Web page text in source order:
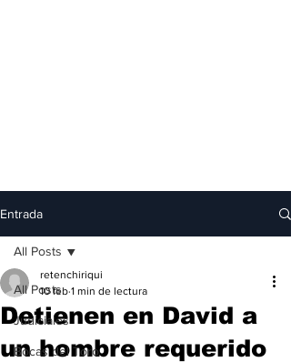
Entrada
All Posts
Judiciales
Bocas del Toro
All Posts
Detienen en David a
un hombre requerido
retenchiriqui
10 feb 1 min de lectura